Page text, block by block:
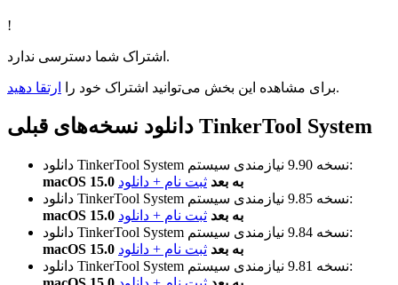
!
اشتراک شما دسترسی ندارد.
برای مشاهده این بخش می‌توانید اشتراک خود را ارتقا دهید .
دانلود نسخه‌های قبلی TinkerTool System
دانلود TinkerTool System نسخه 9.90نیازمندی سیستم:
macOS 15.0 به بعد ثبت نام + دانلود
دانلود TinkerTool System
نسخه 9.85نیازمندی سیستم:
macOS 15.0 به بعد ثبت نام + دانلود
دانلود TinkerTool System
نسخه 9.84نیازمندی سیستم:
macOS 15.0 به بعد ثبت نام + دانلود
دانلود TinkerTool System
نسخه 9.81نیازمندی سیستم: